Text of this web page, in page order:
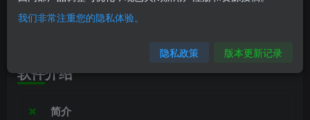
兼容版本：安卓6.0+
软件介绍
简介
我们非常注重您的隐私体验。
隐私政策 版本更新记录